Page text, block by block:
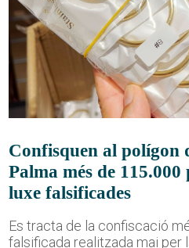
Confisquen al polígon
Palma més de 115.000
luxe falsificades
Es tracta de la confiscació
falsificada realitzada mai per